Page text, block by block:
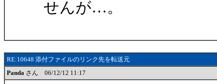
せんが…。
RE:10648 添付ファイルのリンク先を転送元
Panda さん 06/12/12 11:17